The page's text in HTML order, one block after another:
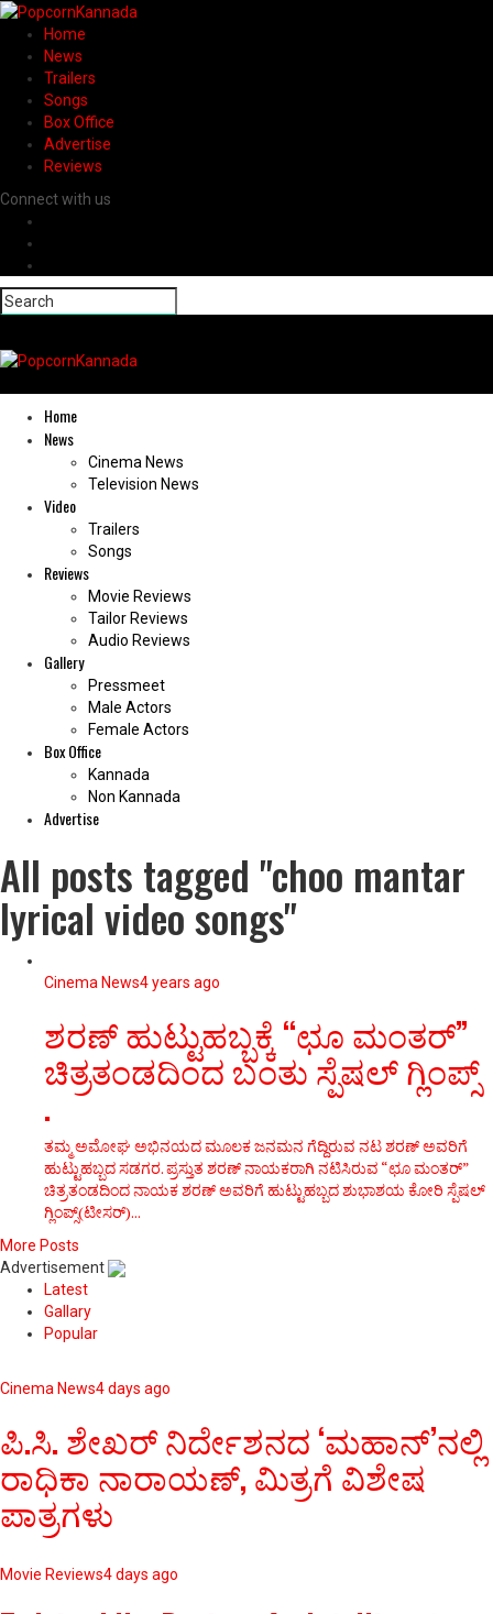
Home
News
Trailers
Songs
Box Office
Advertise
Reviews
Connect with us
Home
News
Cinema News
Television News
Video
Trailers
Songs
Reviews
Movie Reviews
Tailor Reviews
Audio Reviews
Gallery
Pressmeet
Male Actors
Female Actors
Box Office
Kannada
Non Kannada
Advertise
All posts tagged "choo mantar
lyrical video songs"
Cinema News4 years ago
ಶರಣ್ ಹುಟ್ಟುಹಬ್ಬಕ್ಕೆ “ಛೂ ಮಂತರ್”
ಚಿತ್ರತಂಡದಿಂದ ಬಂತು ಸ್ಪೆಷಲ್ ಗ್ಲಿಂಪ್ಸ್
.
ತಮ್ಮ ಅಮೋಘ ಅಭಿನಯದ ಮೂಲಕ ಜನಮನ ಗೆದ್ದಿರುವ ನಟ ಶರಣ್ ಅವರಿಗೆ
ಹುಟ್ಟುಹಬ್ಬದ ಸಡಗರ. ಪ್ರಸ್ತುತ ಶರಣ್ ನಾಯಕರಾಗಿ ನಟಿಸಿರುವ “ಛೂ ಮಂತರ್”
ಚಿತ್ರತಂಡದಿಂದ ನಾಯಕ ಶರಣ್ ಅವರಿಗೆ ಹುಟ್ಟುಹಬ್ಬದ ಶುಭಾಶಯ ಕೋರಿ ಸ್ಪೆಷಲ್
ಗ್ಲಿಂಪ್ಸ್(ಟೀಸರ್)...
More Posts
Advertisement
Latest
Gallary
Popular
Cinema News4 days ago
ಪಿ.ಸಿ. ಶೇಖರ್ ನಿರ್ದೇಶನದ ‘ಮಹಾನ್’ನಲ್ಲಿ
ರಾಧಿಕಾ ನಾರಾಯಣ್, ಮಿತ್ರಗೆ ವಿಶೇಷ
ಪಾತ್ರಗಳು
Movie Reviews4 days ago